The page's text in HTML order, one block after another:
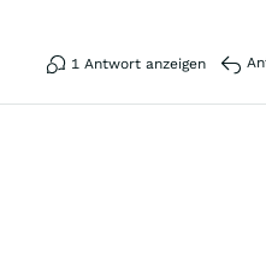
1 Antwort anzeigen